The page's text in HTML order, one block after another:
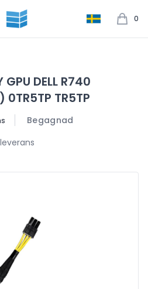
0
GPU DELL R740
TR5TP
Begagnad